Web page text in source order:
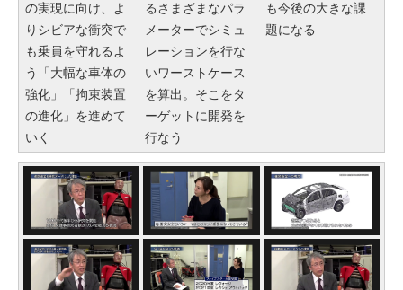
の実現に向け、よ
りシビアな衝突で
も乗員を守れるよ
う「大幅な車体の
強化」「拘束装置
の進化」を進めて
いく
るさまざまなパラ
メーターでシミュ
レーションを行な
いワーストケース
を算出。そこをタ
ーゲットに開発を
行なう
も今後の大きな課
題になる